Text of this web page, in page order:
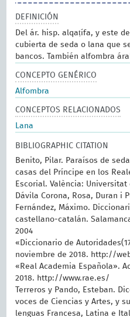
DEFINICIÓN
Del ár. hisp. alqaṭífa, y este
cubierta de seda o lana que
bancos. También alfombra
CONCEPTO GENÉRICO
Alfombra
CONCEPTOS RELACIONADOS
Lana
BIBLIOGRAPHIC CITATION
Benito, Pilar. Paraísos de
casas del Príncipe en los
Escorial. València: Universitat
Dávila Corona, Rosa, Duran i
Fernández, Máximo.
castellano-catalán.
2004
«Diccionario de
noviembre de 2018. http://
«Real Academia Española».
2018. http://www.rae.es/
Terreros y Pando, Esteban.
voces de Ciencias y Artes, y
lenguas Francesa, Latina e